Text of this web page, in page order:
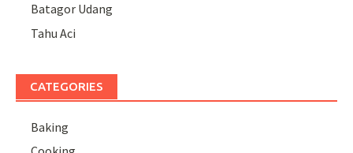
Batagor Udang
Tahu Aci
CATEGORIES
Baking